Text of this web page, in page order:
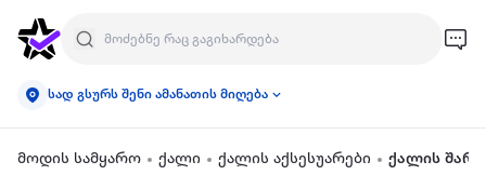
სად გსურს შენი ამანათის მიღება
მოდის სამყარო ქალი ქალის აქსესუარები ქალის